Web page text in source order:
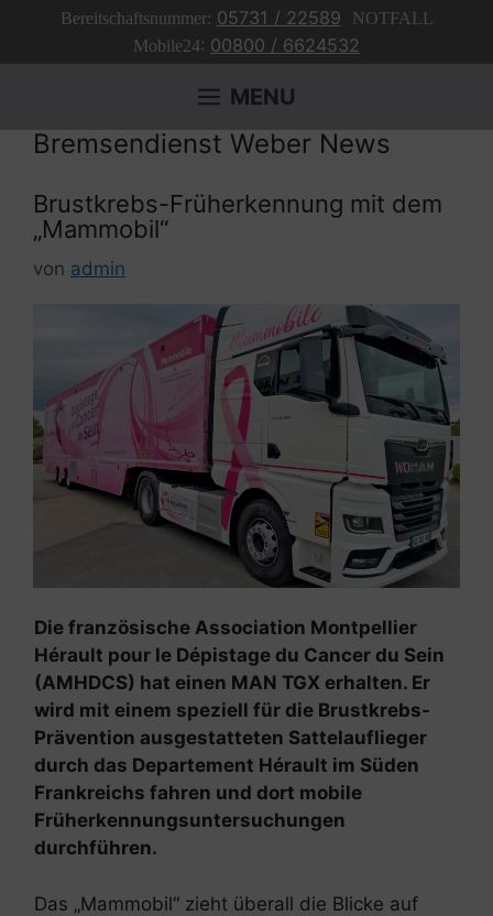
springen
Bereitschaftsnummer: 05731 / 22589
NOTFALL
Mobile24: 00800 / 6624532
MENU
Bremsendienst Weber News
Brustkrebs-Früherkennung mit dem
„Mammobil“
von admin
Die französische Association Montpellier
Hérault pour le Dépistage du Cancer du Sein
(AMHDCS) hat einen MAN TGX erhalten. Er
wird mit einem speziell für die Brustkrebs-
Prävention ausgestatteten Sattelauflieger
durch das Departement Hérault im Süden
Frankreichs fahren und dort mobile
Früherkennungsuntersuchungen
durchführen.
Das „Mammobil“ zieht überall die Blicke auf